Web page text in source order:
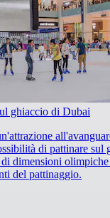
ghiaccio di Dubai
di pattinare sul
dimensioni
del pattinaggio.